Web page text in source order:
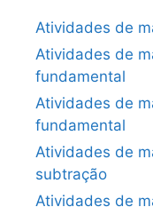
Atividades de
Atividades de
fundamental
Atividades de
fundamental
Atividades de
subtração
Atividades de